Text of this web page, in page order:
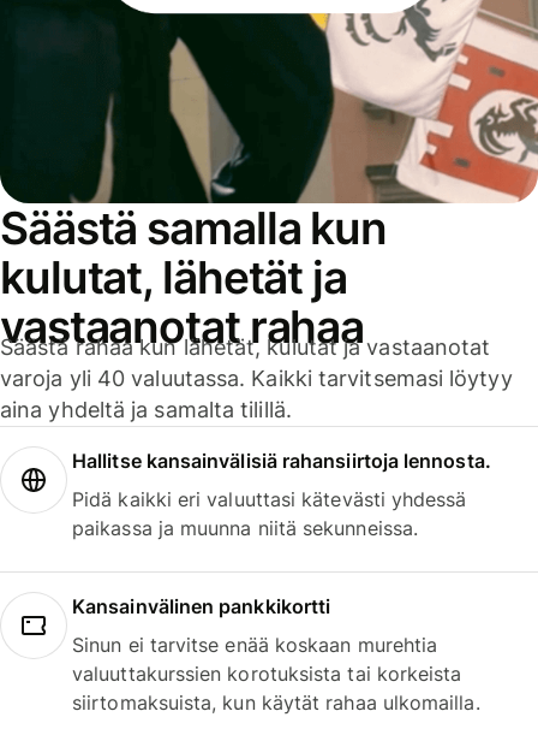
Säästä samalla kun
kulutat, lähetät ja
vastaanotat rahaa
Säästä rahaa kun lähetät, kulutat ja vastaanotat
varoja yli 40 valuutassa. Kaikki tarvitsemasi löytyy
aina yhdeltä ja samalta tilillä.
Hallitse kansainvälisiä rahansiirtoja lennosta.
Pidä kaikki eri valuuttasi kätevästi yhdessä
paikassa ja muunna niitä sekunneissa.
Kansainvälinen pankkikortti
Sinun ei tarvitse enää koskaan murehtia
valuuttakurssien korotuksista tai korkeista
siirtomaksuista, kun käytät rahaa ulkomailla.